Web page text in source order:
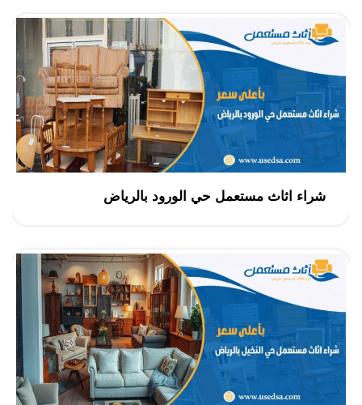
شراء اثاث مستعمل حي الورود بالرياض